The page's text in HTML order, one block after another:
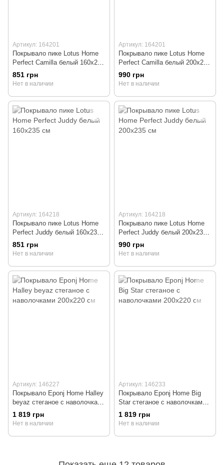
Артикул: 164201
Покрывало пике Lotus Home
Perfect Camilla белый 160x235
см
851 грн
Нет в наличии
Артикул: 164201
Покрывало пике Lotus Home
Perfect Camilla белый 200x235
см
990 грн
Нет в наличии
Артикул: 164218
Покрывало пике Lotus Home
Perfect Juddy белый 160x235
см
851 грн
Нет в наличии
Артикул: 164218
Покрывало пике Lotus Home
Perfect Juddy белый 200x235
см
990 грн
Нет в наличии
Артикул: 146227
Покрывало Eponj Home Halley
beyaz стеганое с наволочками
200x220 см
1 819 грн
Нет в наличии
Артикул: 146233
Покрывало Eponj Home Big
Star стеганое с наволочками
200x220 см
1 819 грн
Нет в наличии